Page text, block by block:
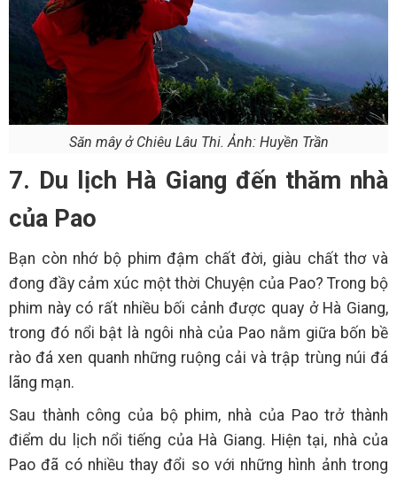
Săn mây ở Chiêu Lâu Thi. Ảnh: Huyền Trần
7. Du lịch Hà Giang đến thăm nhà
của Pao
Bạn còn nhớ bộ phim đậm chất đời, giàu chất thơ và
đong đầy cảm xúc một thời Chuyện của Pao? Trong bộ
phim này có rất nhiều bối cảnh được quay ở Hà Giang,
trong đó nổi bật là ngôi nhà của Pao nằm giữa bốn bề
rào đá xen quanh những ruộng cải và trập trùng núi đá
lãng mạn.
Sau thành công của bộ phim, nhà của Pao trở thành
điểm du lịch nổi tiếng của Hà Giang. Hiện tại, nhà của
Pao đã có nhiều thay đổi so với những hình ảnh trong